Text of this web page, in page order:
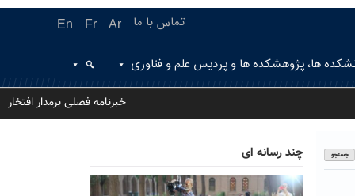
En Fr Ar تماس با ما
ها، پژوهشکده ها و پردیس علم و فناوری
خبرنامه فصلی برمدار افتخار
چند رسانه ای